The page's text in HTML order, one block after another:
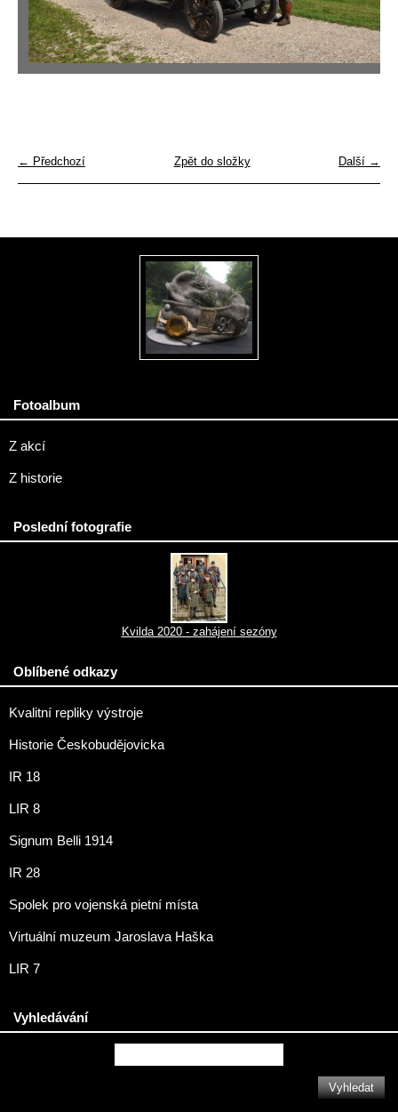
← Předchozí Další →
Zpět do složky
Fotoalbum
Z akcí
Z historie
Poslední fotografie
Kvilda 2020 - zahájení sezóny
Oblíbené odkazy
Kvalitní repliky výstroje
Historie Českobudějovicka
IR 18
LIR 8
Signum Belli 1914
IR 28
Spolek pro vojenská pietní místa
Virtuální muzeum Jaroslava Haška
LIR 7
Vyhledávání